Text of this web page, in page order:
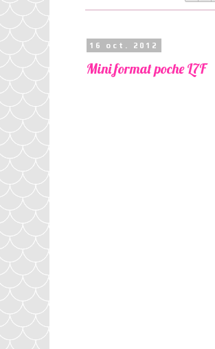
16 oct. 2012
Mini format poche L7F